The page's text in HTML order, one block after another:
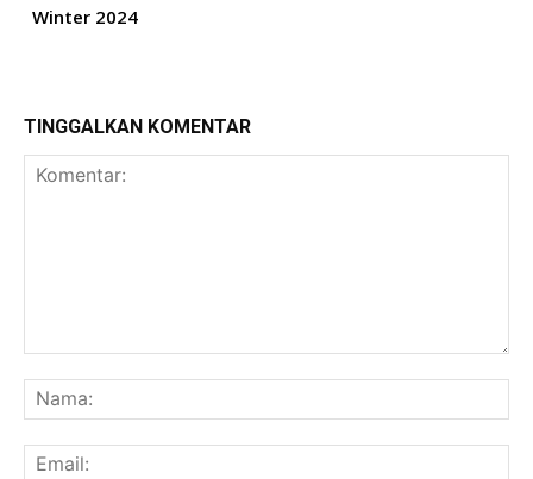
Winter 2024
TINGGALKAN KOMENTAR